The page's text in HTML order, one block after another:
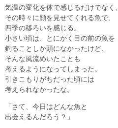
気温の変化を体で感じるだけでなく、
その時々に顔を見せてくれる魚で、
四季の移ろいを感じる。
小さい頃は、とにかく目の前の魚を
釣ることしか頭になかったけど、
そんな風流めいたことも
考えるようになってしまった。
引きこもりがちだった頃には
考えられなかったな。
「さて、今日はどんな魚と
出会えるんだろう？」